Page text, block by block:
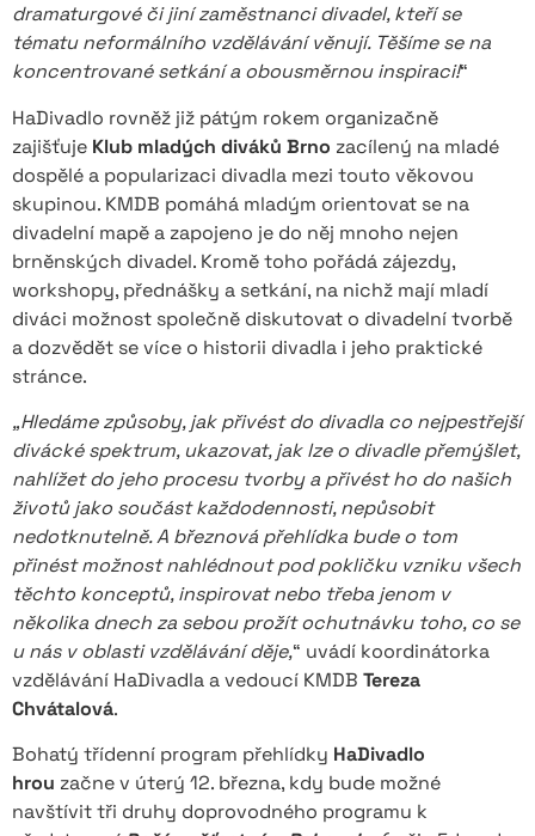
dramaturgové či jiní zaměstnanci divadel, kteří se
tématu neformálního vzdělávání věnují. Těšíme se na
koncentrované setkání a obousměrnou inspiraci!“
HaDivadlo rovněž již pátým rokem organizačně
zajišťuje Klub mladých diváků Brno zacílený na mladé
dospělé a popularizaci divadla mezi touto věkovou
skupinou. KMDB pomáhá mladým orientovat se na
divadelní mapě a zapojeno je do něj mnoho nejen
brněnských divadel. Kromě toho pořádá zájezdy,
workshopy, přednášky a setkání, na nichž mají mladí
diváci možnost společně diskutovat o divadelní tvorbě
a dozvědět se více o historii divadla i jeho praktické
stránce.
„Hledáme způsoby, jak přivést do divadla co nejpestřejší
divácké spektrum, ukazovat, jak lze o divadle přemýšlet,
nahlížet do jeho procesu tvorby a přivést ho do našich
životů jako součást každodennosti, nepůsobit
nedotknutelně. A březnová přehlídka bude o tom
přinést možnost nahlédnout pod pokličku vzniku všech
těchto konceptů, inspirovat nebo třeba jenom v
několika dnech za sebou prožít ochutnávku toho, co se
u nás v oblasti vzdělávání děje,“ uvádí koordinátorka
vzdělávání HaDivadla a vedoucí KMDB Tereza
Chvátalová.
Bohatý třídenní program přehlídky HaDivadlo
hrou začne v úterý 12. března, kdy bude možné
navštívit tři druhy doprovodného programu k